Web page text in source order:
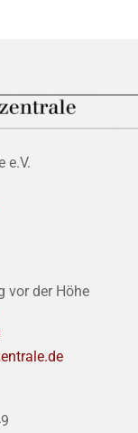
e.V.
vor der Höhe